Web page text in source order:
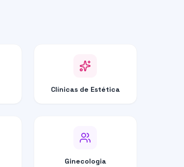
Clínicas de Estética
Ginecologia